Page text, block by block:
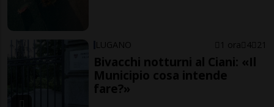
LUGANO 1 ora 4 21
Bivacchi notturni al Ciani: «Il
Municipio cosa intende
fare?»